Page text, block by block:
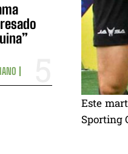
Este
Sporting